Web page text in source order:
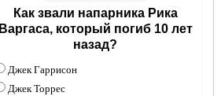
Как звали напарника Рика
Варгаса, который погиб 10 лет
назад?
Джек Гаррисон
Джек Торрес